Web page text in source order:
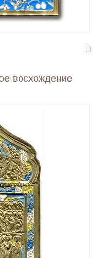
восхождение